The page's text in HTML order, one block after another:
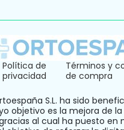
Política de
privacidad
Términos y
de compra
S.L. ha sido
objetivo es la mejora de
gracias al cual ha puesto en